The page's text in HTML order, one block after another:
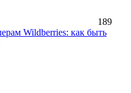
189
Wildberries: как быть